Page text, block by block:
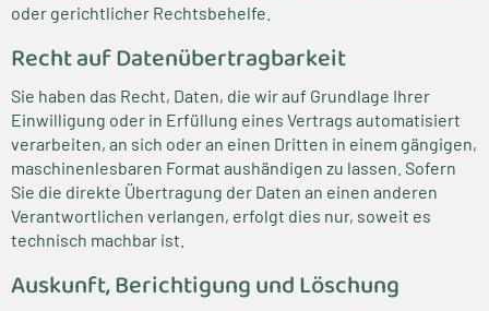
oder gerichtlicher Rechtsbehelfe.
Recht auf Daten­übertrag­barkeit
Sie haben das Recht, Daten, die wir auf Grundlage Ihrer
Einwilligung oder in Erfüllung eines Vertrags automatisiert
verarbeiten, an sich oder an einen Dritten in einem gängigen,
maschinenlesbaren Format aushändigen zu lassen. Sofern
Sie die direkte Übertragung der Daten an einen anderen
Verantwortlichen verlangen, erfolgt dies nur, soweit es
technisch machbar ist.
Auskunft, Berichtigung und Löschung